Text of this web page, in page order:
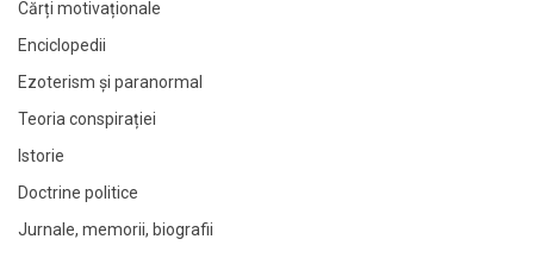
Cărți motivaționale
Enciclopedii
Ezoterism și paranormal
Teoria conspirației
Istorie
Doctrine politice
Jurnale, memorii, biografii